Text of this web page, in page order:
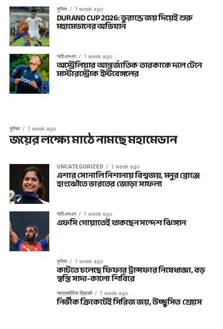
ফুটবল 1 week ago
DURAND CUP 2026: ডুরান্ডে জয় দিয়েই শুরু
মহামেডানের অভিযান
আইএসএল 1 week ago
অস্ট্রেলিয়ার আন্তর্জাতিক তারকাকে দলে টেনে
মাস্টারস্ট্রোক ইস্টবেঙ্গলের
ফুটবল 1 week ago
জয়ের লক্ষ্যে মাঠে নামছে মহামেডান
UNCATEGORIZED 1 week ago
এশার সোনালি নিশানায় বিশ্বজয়, মনুর ব্রোঞ্জে
হাংঝৌতে ভারতের জোড়া সাফল্য
আইএসএল 1 week ago
এফসি গোয়াতেই থাকছেন সন্দেশ ঝিঙ্গান
ফুটবল 1 week ago
কাটতে চলেছে ফিফার ট্রান্সফার নিষেধাজ্ঞা, বড়
স্বস্তি সাদা-কালো শিবিরে
আন্তর্জাতিক ক্রিকেট 1 week ago
নির্ভীক ক্রিকেটেই সিরিজ জয়, উচ্ছ্বসিত শ্রেয়স